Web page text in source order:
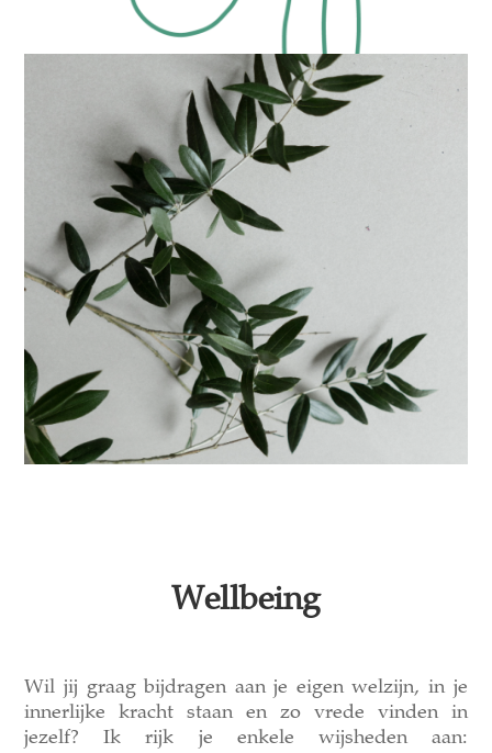
Wellbeing
Wil jij graag bijdragen aan je eigen welzijn, in je
innerlijke kracht staan en zo vrede vinden in
jezelf? Ik rijk je enkele wijsheden aan: